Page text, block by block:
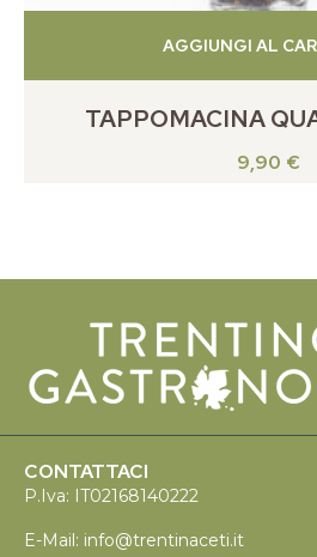
TAPPOMACINA
9,90 €
AGGIUNGI AL
CONTATTACI
P.Iva: IT02168140222
E-Mail: info@trentinaceti.it